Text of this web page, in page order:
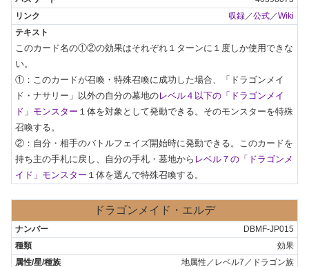
収録／公式／Wiki
このカード名の①②の効果はそれぞれ１ターンに１度しか使用できな
い。
①：このカードが召喚・特殊召喚に成功した場合、「ドラゴンメイ
ド・ナサリー」以外の自分の墓地のレベル４以下の「ドラゴンメイ
ド」モンスター １体を対象として発動できる。そのモンスターを特殊
召喚する。
②：自分・相手のバトルフェイズ開始時に発動できる。このカードを
持ち主の手札に戻し、自分の手札・墓地から レベル７の「ドラゴンメ
イド」モンスター １体を選んで特殊召喚する。
ドラゴンメイド・エルデ
DBMF-JP015
効果
地属性／レベル7／ドラゴン族